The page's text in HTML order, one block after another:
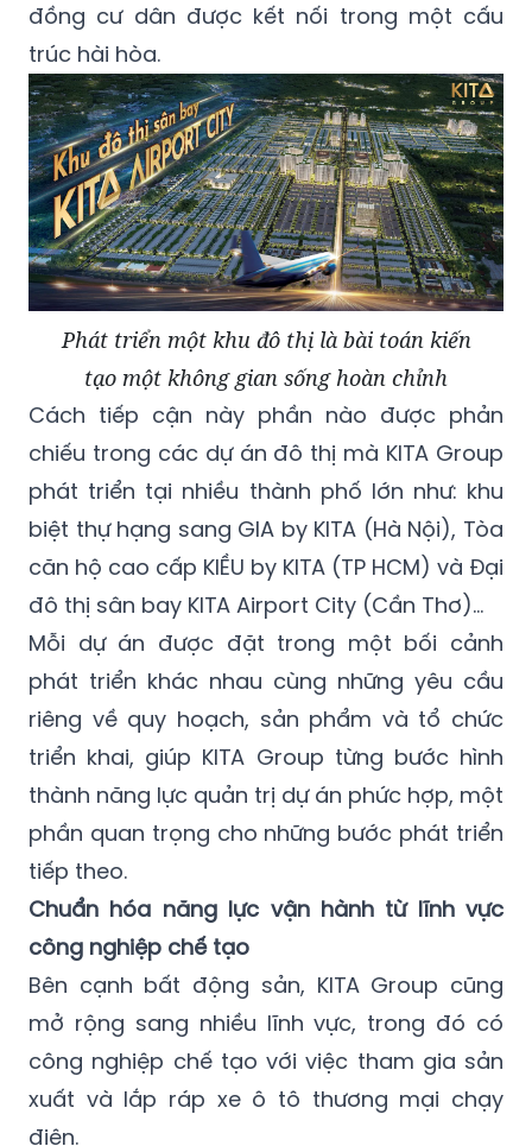
đồng cư dân được kết nối trong một cấu
trúc hài hòa.
Phát triển một khu đô thị là bài toán kiến
tạo một không gian sống hoàn chỉnh
Cách tiếp cận này phần nào được phản
chiếu trong các dự án đô thị mà KITA Group
phát triển tại nhiều thành phố lớn như: khu
biệt thự hạng sang GIA by KITA (Hà Nội), Tòa
căn hộ cao cấp KIỀU by KITA (TP HCM) và Đại
đô thị sân bay KITA Airport City (Cần Thơ)…
Mỗi dự án được đặt trong một bối cảnh
phát triển khác nhau cùng những yêu cầu
riêng về quy hoạch, sản phẩm và tổ chức
triển khai, giúp KITA Group từng bước hình
thành năng lực quản trị dự án phức hợp, một
phần quan trọng cho những bước phát triển
tiếp theo.
Chuẩn hóa năng lực vận hành từ lĩnh vực
công nghiệp chế tạo
Bên cạnh bất động sản, KITA Group cũng
mở rộng sang nhiều lĩnh vực, trong đó có
công nghiệp chế tạo với việc tham gia sản
xuất và lắp ráp xe ô tô thương mại chạy
điện.